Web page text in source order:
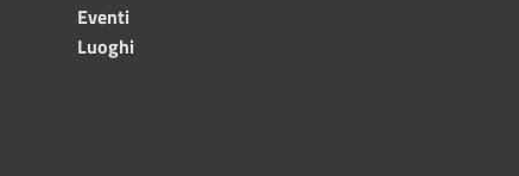
Eventi
Luoghi